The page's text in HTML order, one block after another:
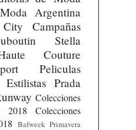
Moda Argentina
Campañas
Stella
Couture
Peliculas
Estilistas Prada
Colecciones
2018
Colecciones
Bafweek Primavera